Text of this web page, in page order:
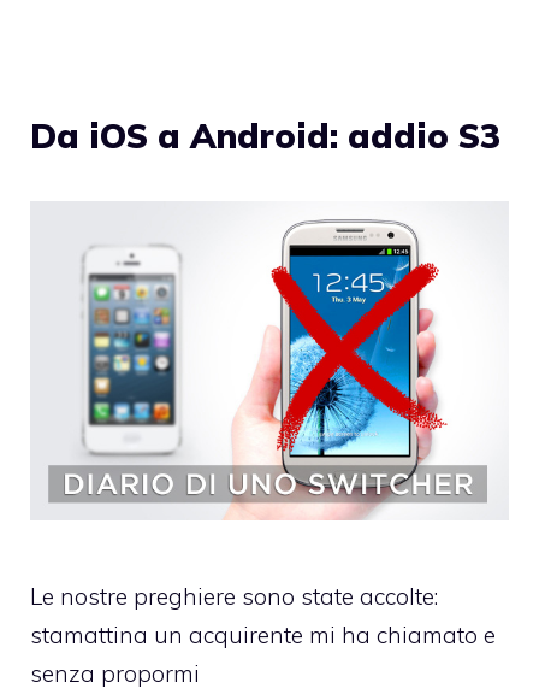
Da iOS a Android: addio S3
Le nostre preghiere sono state accolte:
stamattina un acquirente mi ha chiamato e
senza propormi